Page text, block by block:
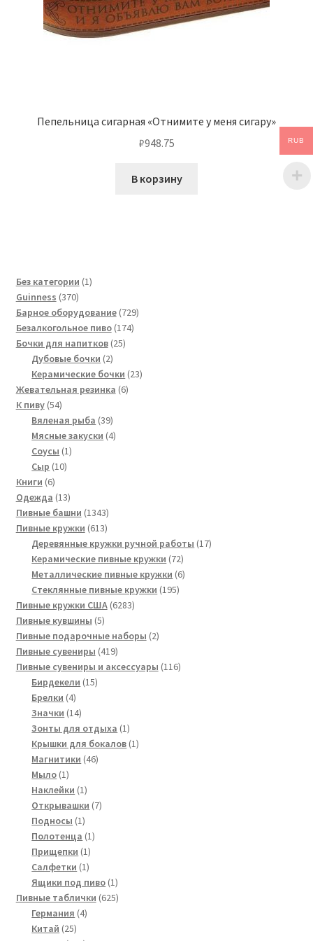
Пепельница сигарная «Отнимите у меня сигару»
₽948.75
В корзину
Без категории 11
Guinness 370370
товаров
Барное оборудование 729729
Безалкогольное пиво 174174
Бочки для напитков 2525
Дубовые бочки 22
товара
Керамические бочки 2323
Жевательная резинка 66
К пиву 5454
товара
Вяленая рыба 3939
товаров
Мясные закуски 44
Соусы 11
Сыр 1010
Книги 66
товаров
Одежда 1313
товаров
Пивные башни 13431343
товара
Пивные кружки 613613
товаров
Деревянные кружки ручной работы 1717
Керамические пивные кружки 7272
товара
Металлические пивные кружки 66
Стеклянные пивные кружки 195195
Пивные кружки США 62836283
Пивные кувшины 55
товаров
Пивные подарочные наборы 22
Пивные сувениры 419419
товаров
Пивные сувениры и аксессуары 116116
Бирдекели 1515
Брелки 44
товара
Значки 1414
товаров
Зонты для отдыха 11
товар
Крышки для бокалов 11
Магнитики 4646
Мыло 11
товар
Наклейки 11
товар
Открывашки 77
Подносы 11
товар
Полотенца 11
Прищепки 11
товар
Салфетки 11
товар
Ящики под пиво 11
товар
Пивные таблички 625625
Германия 44
Китай 2525
RUB